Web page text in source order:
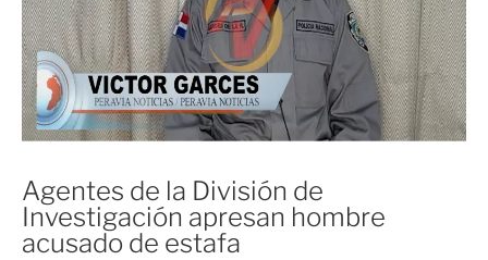
Agentes de la División de
Investigación apresan hombre
acusado de estafa